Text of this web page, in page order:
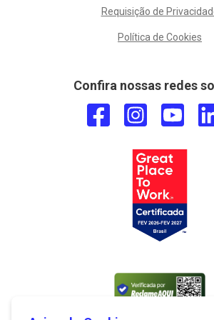
Requisição de
Política de Cookies
Confira nossas redes